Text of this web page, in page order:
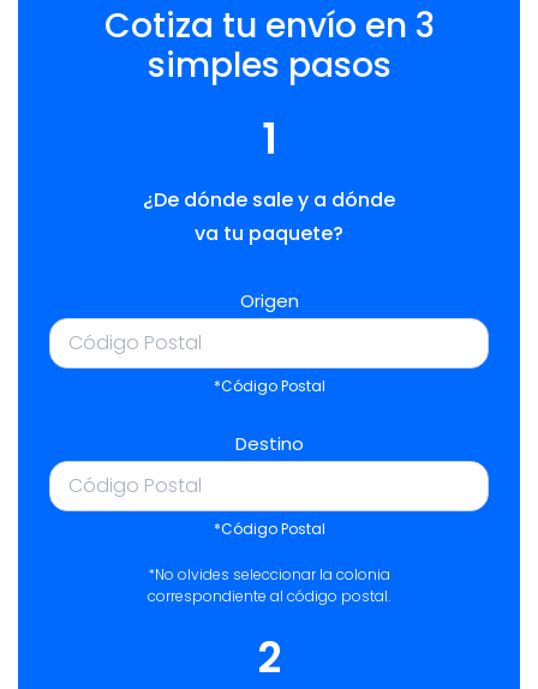
Cotiza tu envío en 3
simples pasos
1
¿De dónde sale y a dónde
va tu paquete?
Origen
*Código Postal
Destino
*Código Postal
*No olvides seleccionar la colonia
correspondiente al código postal.
2